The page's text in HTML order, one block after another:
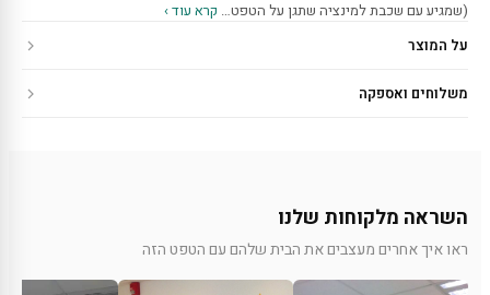
(שמגיע עם שכבת למינציה שתגן על הטפט… קרא עוד ›
על המוצר
משלוחים ואספקה
השראה מלקוחות שלנו
ראו איך אחרים מעצבים את הבית שלהם עם הטפט הזה